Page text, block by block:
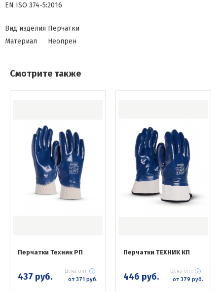
EN ISO 374-5:2016
Вид изделия Перчатки
Материал
Неопрен
Смотрите также
Перчатки Техник РП
437 руб. Цена опт:
от 371 руб.
Перчатки ТЕХНИК КП
446 руб. Цена опт:
от 379 руб.